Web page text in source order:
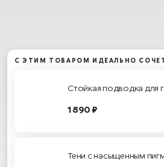
С ЭТИМ ТОВАРОМ ИДЕАЛЬНО
Стойкая подводка для
1 890 ₽
Тени с насыщенным